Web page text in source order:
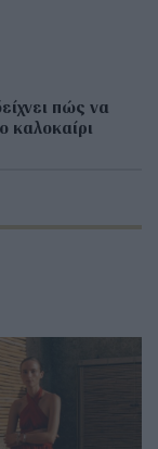
πώς να
καλοκαίρι